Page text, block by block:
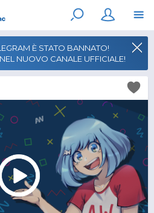
È STATO BANNATO!
NUOVO CANALE UFFICIALE!